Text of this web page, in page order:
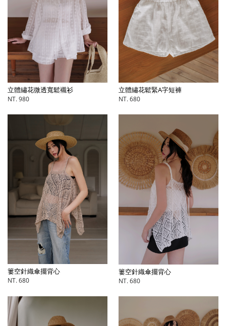
立體繡花微透寬鬆襯衫
NT. 980
立體繡花鬆緊A字短褲
NT. 680
簍空針織傘擺背心
NT. 680
簍空針織傘擺背心
NT. 680